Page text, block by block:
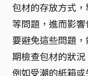
包材的存放方式
等問題，進而影
要避免這些問題
期檢查包材的狀
例如受潮的紙箱